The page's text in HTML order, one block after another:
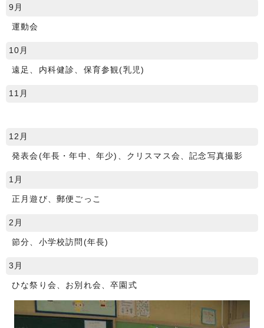
9月
運動会
10月
遠足、内科健診、保育参観(乳児)
11月
12月
発表会(年長・年中、年少)、クリスマス会、記念写真撮影
1月
正月遊び、郵便ごっこ
2月
節分、小学校訪問(年長)
3月
ひな祭り会、お別れ会、卒園式